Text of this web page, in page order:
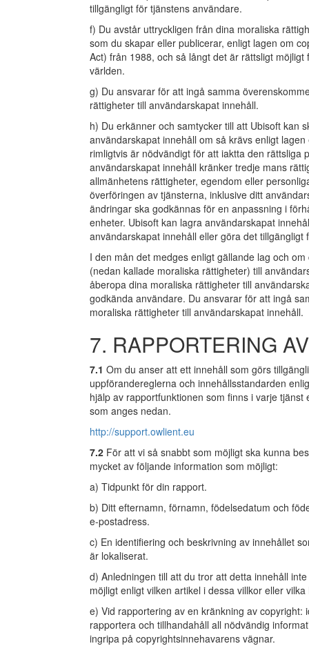
tillgängligt för tjänstens användare.
f) Du avstår uttryckligen från dina moraliska
som du skapar eller publicerar, enligt lagen om
Act) från 1988, och så långt det är rättsligt
världen.
g) Du ansvarar för att ingå samma
rättigheter till användarskapat innehåll.
h) Du erkänner och samtycker till att Ubisoft kan
användarskapat innehåll om så krävs enligt
rimligtvis är nödvändigt för att iaktta den
användarskapat innehåll kränker tredje mans
allmänhetens rättigheter, egendom eller
överföringen av tjänsterna, inklusive ditt
ändringar ska godkännas för en anpassning i
enheter. Ubisoft kan lagra användarskapat
användarskapat innehåll eller göra det tillgängligt
I den mån det medges enligt gällande lag och
(nedan kallade moraliska rättigheter) till
åberopa dina moraliska rättigheter till
godkända användare. Du ansvarar för att ingå
moraliska rättigheter till användarskapat innehåll.
7. RAPPORTERING
7.1 Om du anser att ett innehåll som görs
uppförandereglerna och innehållsstandarden
hjälp av rapportfunktionen som finns i varje
som anges nedan.
http://support.owlient.eu
7.2 För att vi så snabbt som möjligt ska kunna
mycket av följande information som möjligt:
a) Tidpunkt för din rapport.
b) Ditt efternamn, förnamn, födelsedatum och
e-postadress.
c) En identifiering och beskrivning av innehållet
är lokaliserat.
d) Anledningen till att du tror att detta innehåll
möjligt enligt vilken artikel i dessa villkor eller
e) Vid rapportering av en kränkning av
rapportera och tillhandahåll all nödvändig
ingripa på copyrightsinnehavarens vägnar.